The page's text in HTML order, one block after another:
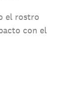
el rostro
con el